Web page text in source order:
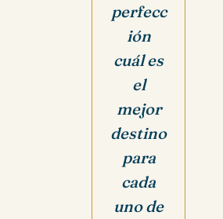
perfecc
ión
cuál es
el
mejor
destino
para
cada
uno de